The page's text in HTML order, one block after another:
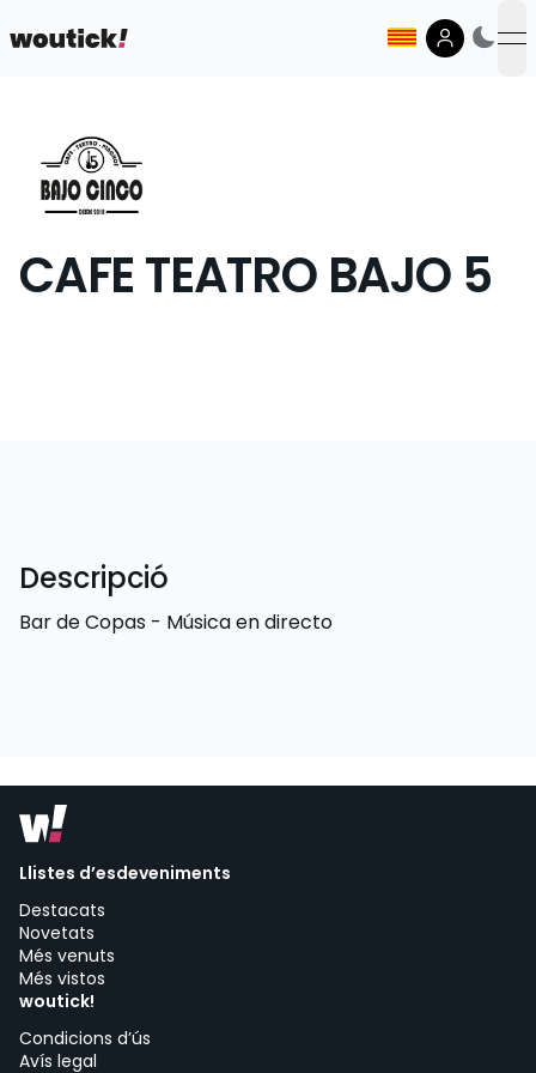
CAFE TEATRO BAJO 5
Descripció
Bar de Copas - Música en directo
Llistes d’esdeveniments
Destacats
Novetats
Més venuts
Més vistos
woutick!
Condicions d’ús
Avís legal